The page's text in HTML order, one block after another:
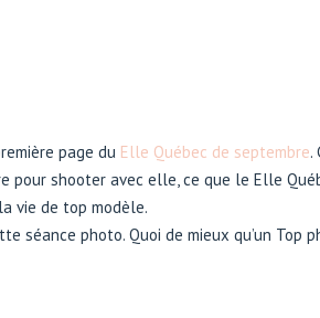
page du Elle Québec de septembre.
pour shooter avec elle, ce que le Elle
vie de top modèle.
séance photo. Quoi de mieux qu’un Top